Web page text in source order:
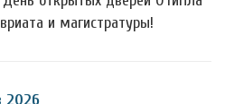
и магистратуры!
2026